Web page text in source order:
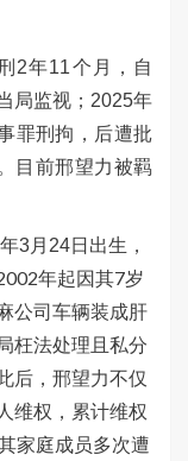
2年11个月，自
局监视； 2025年
罪刑拘，后遭批
目前邢望力被羁
年3月 24日出生，
年起因其7岁
公司车辆装成肝
枉法处理且私分
后，邢望力不仅
维权，累计维权
家庭成员多次遭